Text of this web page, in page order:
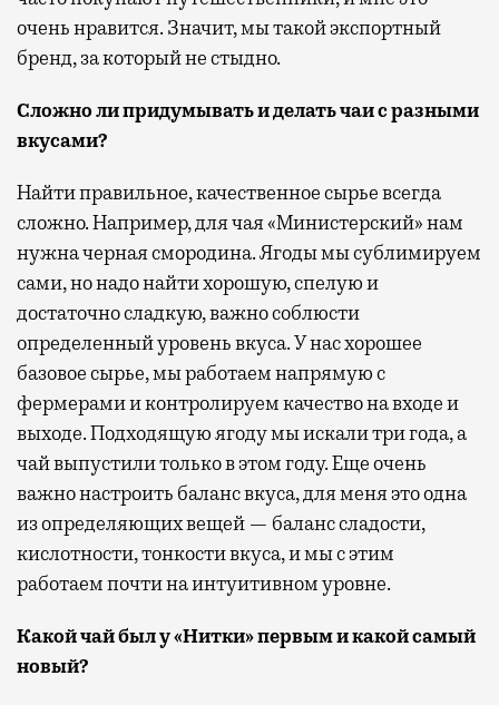
очень нравится. Значит, мы такой экспортный
бренд, за который не стыдно.
Сложно ли придумывать и делать чаи с разными
вкусами?
Найти правильное, качественное сырье всегда
сложно. Например, для чая «Министерский» нам
нужна черная смородина. Ягоды мы сублимируем
сами, но надо найти хорошую, спелую и
достаточно сладкую, важно соблюсти
определенный уровень вкуса. У нас хорошее
базовое сырье, мы работаем напрямую с
фермерами и контролируем качество на входе и
выходе. Подходящую ягоду мы искали три года, а
чай выпустили только в этом году. Еще очень
важно настроить баланс вкуса, для меня это одна
из определяющих вещей — баланс сладости,
кислотности, тонкости вкуса, и мы с этим
работаем почти на интуитивном уровне.
Какой чай был у «Нитки» первым и какой самый
новый?